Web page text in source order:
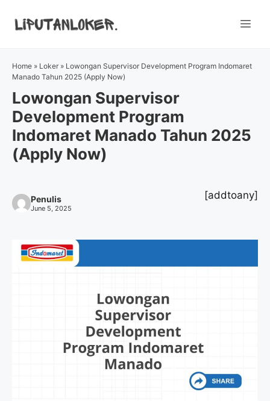
Home » Loker » Lowongan Supervisor Development Program Indomaret
Manado Tahun 2025 (Apply Now)
Lowongan Supervisor
Development Program
Indomaret Manado Tahun 2025
(Apply Now)
Penulis
June 5, 2025
[addtoany]